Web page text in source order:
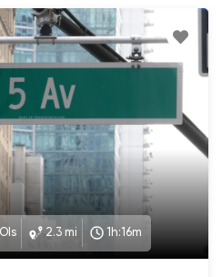
worthy moments.
beauty of Biscayne
plunges westward into the
You'll traverse the historic
the vibrant Miccosukee
alligators at Shark Valley,
cypress forests of Big
The tour then guides you to
of Everglades City and
Thousand Islands begin,
maritime history.
the wild things are,
from alligators
place to rare orchids
cypress swamps. This
Florida
2.3 mi 1h:16m